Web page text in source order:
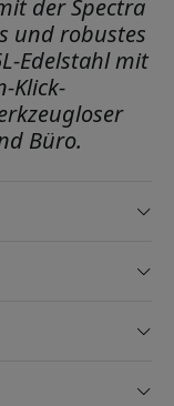
der Spectra
und robustes
Edelstahl mit
Klick-
Büro.